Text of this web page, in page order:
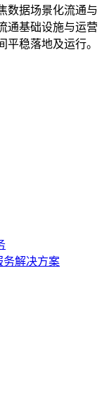
数据场景化流通与
通基础设施与运营
平稳落地及运行。
务解决方案